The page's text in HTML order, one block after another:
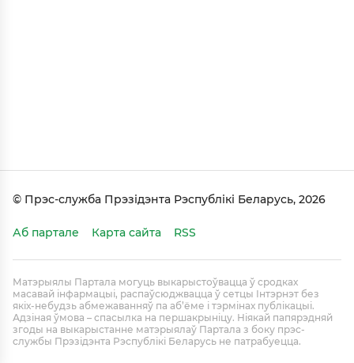
© Прэс-служба Прэзідэнта Рэспублікі Беларусь, 2026
Аб партале Карта сайта RSS
Матэрыялы Партала могуць выкарыстоўвацца ў сродках
масавай інфармацыі, распаўсюджвацца ў сетцы Інтэрнэт без
якіх-небудзь абмежаванняў па аб’ёме і тэрмінах публікацыі.
Адзіная ўмова – спасылка на першакрыніцу. Ніякай папярэдняй
згоды на выкарыстанне матэрыялаў Партала з боку прэс-
службы Прэзідэнта Рэспублікі Беларусь не патрабуецца.